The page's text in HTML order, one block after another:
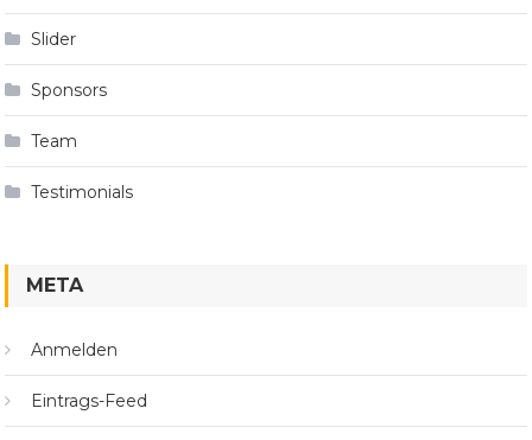
Slider
Sponsors
Team
Testimonials
META
Anmelden
Eintrags-Feed